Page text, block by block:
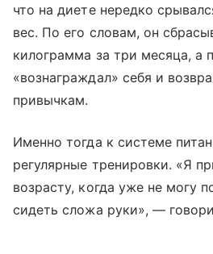
что на диете нередко
вес. По его словам, он
килограмма за три месяца, а
«вознаграждал» себя и
привычкам.
Именно тогда к системе
регулярные тренировки. «Я
возрасту, когда уже не могу
сидеть сложа руки», —